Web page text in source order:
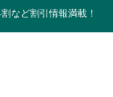
など割引情報満載！